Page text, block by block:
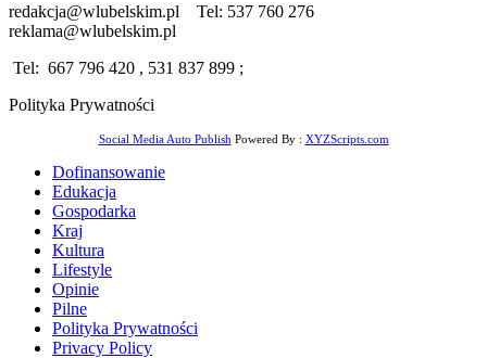
redakcja@wlubelskim.pl Tel: 537 760 276
reklama@wlubelskim.pl
Tel: 667 796 420 , 531 837 899 ;
Polityka Prywatności
Social Media Auto Publish Powered By : XYZScripts.com
Dofinansowanie
Edukacja
Gospodarka
Kraj
Kultura
Lifestyle
Opinie
Pilne
Polityka Prywatności
Privacy Policy